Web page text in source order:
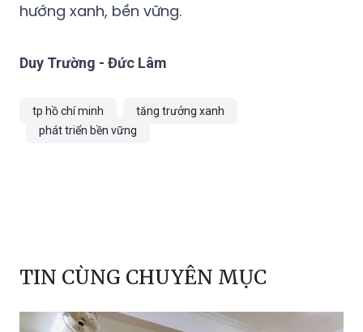
hướng xanh, bền vững.
Duy Trường - Đức Lâm
tp hồ chí minh
tăng trưởng xanh
phát triển bền vững
TIN CÙNG CHUYÊN MỤC